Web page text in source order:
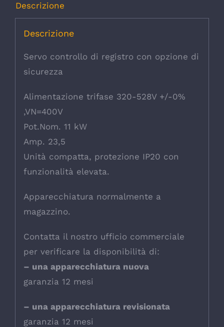
Descrizione
Descrizione
Servo controllo di registro con opzione di
sicurezza
Alimentazione trifase 320-528V +/-0%
,VN=400V
Pot.Nom. 11 kW
Amp. 23,5
Unità compatta, protezione IP20 con
funzionalità elevata.
Apparecchiatura normalmente a
magazzino.
Contatta il nostro ufficio commerciale
per verificare la disponibilità di:
– una apparecchiatura nuova
garanzia 12 mesi
– una apparecchiatura revisionata
garanzia 12 mesi